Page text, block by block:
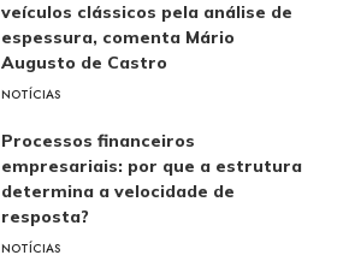
veículos clássicos pela análise de
espessura, comenta Mário
Augusto de Castro
NOTÍCIAS
Processos financeiros
empresariais: por que a estrutura
determina a velocidade de
resposta?
NOTÍCIAS